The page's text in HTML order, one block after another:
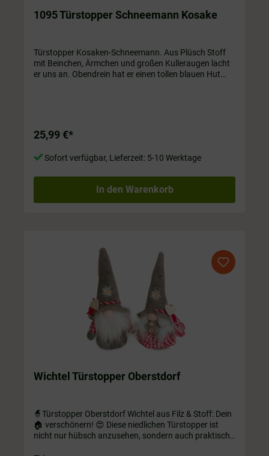
1095 Türstopper Schneemann Kosake
Türstopper Kosaken-Schneemann. Aus Plüsch Stoff
mit Beinchen, Ärmchen und großen Kulleraugen lacht
er uns an. Obendrein hat er einen tollen blauen Hut
25,99 €*
Sofort verfügbar, Lieferzeit: 5-10 Werktage
In den Warenkorb
Wichtel Türstopper Oberstdorf
🧙Türstopper Oberstdorf Wichtel aus Filz & Stoff: Dein
🏠 verschönern! 😍 Diese niedlichen Türstopper ist
nicht nur hübsch anzusehen, sondern auch praktisch: